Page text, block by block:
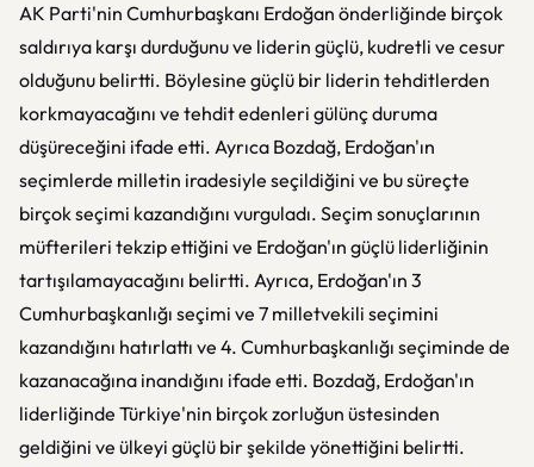
AK Parti'nin Cumhurbaşkanı Erdoğan önderliğinde birçok
saldırıya karşı durduğunu ve liderin güçlü, kudretli ve cesur
olduğunu belirtti. Böylesine güçlü bir liderin tehditlerden
korkmayacağını ve tehdit edenleri gülünç duruma
düşüreceğini ifade etti. Ayrıca Bozdağ, Erdoğan'ın
seçimlerde milletin iradesiyle seçildiğini ve bu süreçte
birçok seçimi kazandığını vurguladı. Seçim sonuçlarının
müfterileri tekzip ettiğini ve Erdoğan'ın güçlü liderliğinin
tartışılamayacağını belirtti. Ayrıca, Erdoğan'ın 3
Cumhurbaşkanlığı seçimi ve 7 milletvekili seçimini
kazandığını hatırlattı ve 4. Cumhurbaşkanlığı seçiminde de
kazanacağına inandığını ifade etti. Bozdağ, Erdoğan'ın
liderliğinde Türkiye'nin birçok zorluğun üstesinden
geldiğini ve ülkeyi güçlü bir şekilde yönettiğini belirtti.